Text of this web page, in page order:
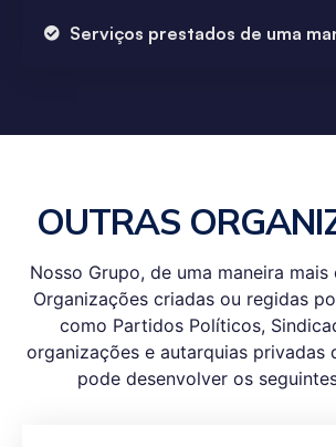
Serviços prestados de uma
OUTRAS
Nosso Grupo, de uma maneira
Organizações criadas ou regidas
como Partidos Políticos,
organizações e autarquias privadas
pode desenvolver os